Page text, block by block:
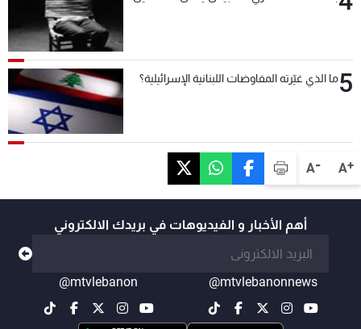
A+
A-
5ما الذي غيّرته المفاوضات اللبنانية الإسرائيلية؟
أهم الأخبار و الفيديوهات في بريدك الالكتروني
@mtvlebanonnews
@mtvlebanon